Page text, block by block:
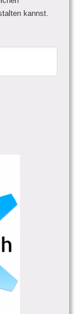
kannst.